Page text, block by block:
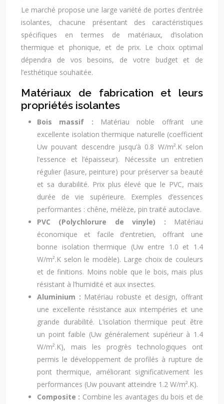
Le marché propose une large variété de portes d’entrée
isolantes, chacune présentant des caractéristiques
spécifiques en termes de matériaux, d’isolation
thermique et phonique, et de prix. Le choix optimal
dépendra de vos besoins, de votre budget et de
l’esthétique souhaitée.
Matériaux de fabrication et leurs
propriétés isolantes
Bois massif :
Matériau noble offrant une
excellente isolation thermique naturelle (coefficient
Uw pouvant descendre jusqu’à 0.8 W/m².K selon
l’essence et l’épaisseur). Nécessite un entretien
régulier (lasure, peinture) pour préserver sa beauté
et sa durabilité. Prix plus élevé que le PVC, mais
durée de vie supérieure. Exemples d’essences
performantes : chêne, mélèze, pin traité autoclave.
PVC (Polychlorure de vinyle) :
Matériau
économique et facile d’entretien, offrant une
bonne isolation thermique (Uw entre 1.0 et 1.4
W/m².K selon le modèle). Large choix de couleurs
et de finitions. Moins noble que le bois, mais plus
résistant à l’humidité et aux insectes.
Aluminium : Matériau robuste et design, offrant
une excellente résistance aux intempéries et une
grande durabilité. L’isolation thermique peut être
un point faible (Uw généralement supérieur à 1.4
W/m².K), mais les progrès technologiques ont
permis le développement de profilés à rupture de
pont thermique, améliorant significativement les
performances (Uw pouvant atteindre 1.2 W/m².K).
Composite : Combine les avantages du bois et de